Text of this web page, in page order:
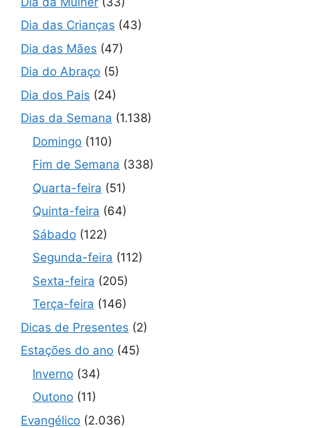
Dia das Crianças (43)
Dia das Mães (47)
Dia do Abraço (5)
Dia dos Pais (24)
Dias da Semana (1.138)
Domingo (110)
Fim de Semana (338)
Quarta-feira (51)
Quinta-feira (64)
Sábado (122)
Segunda-feira (112)
Sexta-feira (205)
Terça-feira (146)
Dicas de Presentes (2)
Estações do ano (45)
Inverno (34)
Outono (11)
Evangélico (2.036)